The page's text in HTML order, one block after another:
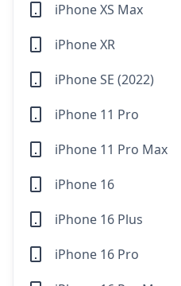
iPhone XS Max
iPhone XR
iPhone SE (2022)
iPhone 11 Pro
iPhone 11 Pro Max
iPhone 16
iPhone 16 Plus
iPhone 16 Pro